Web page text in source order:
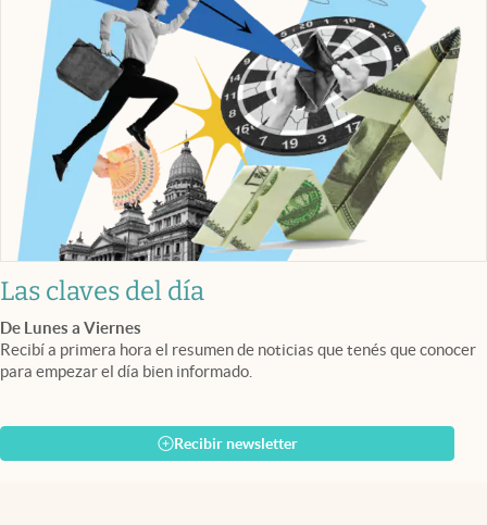
Las claves del día
De Lunes a Viernes
Recibí a primera hora el resumen de noticias que tenés que conocer
para empezar el día bien informado.
Recibir newsletter